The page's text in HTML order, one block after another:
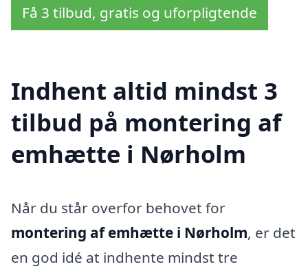
Få 3 tilbud, gratis og uforpligtende
Indhent altid mindst 3
tilbud på montering af
emhætte i Nørholm
Når du står overfor behovet for
montering af emhætte i Nørholm, er det
en god idé at indhente mindst tre